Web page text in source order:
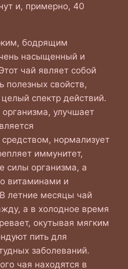
и, примерно, 40
бодрящим
насыщенный и
чай являет собой
полезных свойств,
спектр действий.
улучшает
нормализует
иммунитет,
силы организма, а
витаминами и
летние месяцы чай
а в холодное время
окутывая мягким
пить для
заболеваний.
чая находятся в